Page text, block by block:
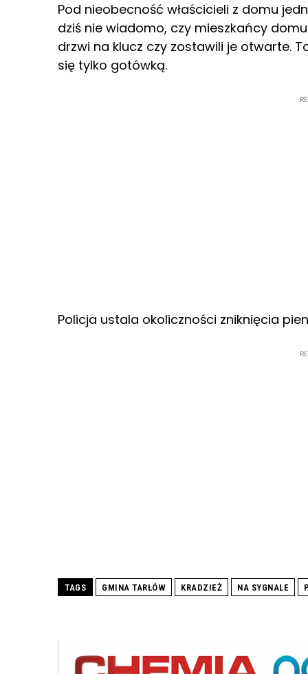
Pod nieobecność właścicieli z domu
dziś nie wiadomo, czy mieszkańcy
drzwi na klucz czy zostawili je otwarte.
się tylko gotówką.
Policja ustala okoliczności zniknięcia
TAGS GMINA TARŁÓW KRADZIEŻ NA SYGNALE